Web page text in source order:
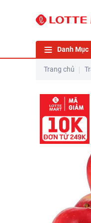
Danh Mục
Trang chủ